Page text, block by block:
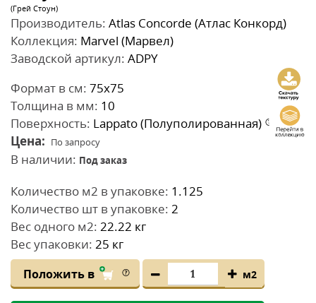
(Грей Стоун)
Производитель: Atlas Concorde (Атлас Конкорд)
Коллекция: Marvel (Марвел)
Заводской артикул: ADPY
Формат в см: 75x75
Толщина в мм: 10
Поверхность: Lappato (Полуполированная)
Цена: По запросу
В наличии: Под заказ
Количество м2 в упаковке: 1.125
Количество шт в упаковке: 2
Вес одного м2: 22.22 кг
Вес упаковки: 25 кг
Положить в м2